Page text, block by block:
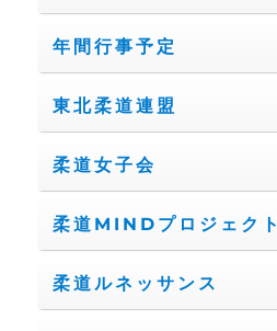
年間行事予定
東北柔道連盟
柔道女子会
柔道MINDプロジェクト
柔道ルネッサンス